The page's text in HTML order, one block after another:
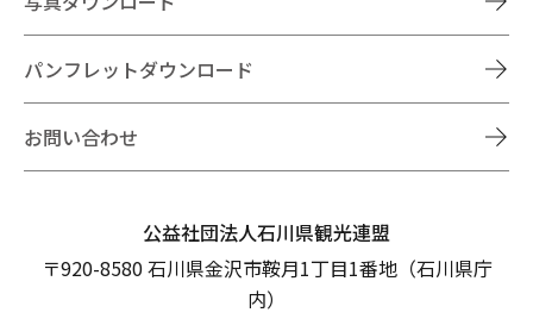
パンフレットダウンロード
お問い合わせ
公益社団法人石川県観光連盟
〒920-8580 石川県金沢市鞍月1丁目1番地（石川県庁
内）